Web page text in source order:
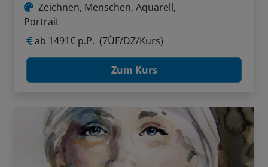
Zeichnen, Menschen, Aquarell,
Portrait
ab 1491€ p.P. (7ÜF/DZ/Kurs)
Zum Kurs